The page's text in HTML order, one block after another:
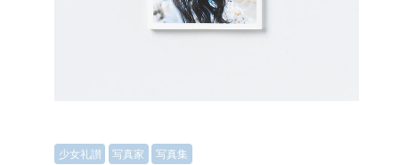
少女礼讃 写真家 写真集